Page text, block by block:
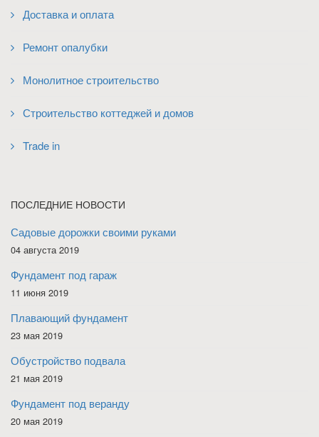
Доставка и оплата
Ремонт опалубки
Монолитное строительство
Строительство коттеджей и домов
Trade in
ПОСЛЕДНИЕ НОВОСТИ
Садовые дорожки своими руками
04 августа 2019
Фундамент под гараж
11 июня 2019
Плавающий фундамент
23 мая 2019
Обустройство подвала
21 мая 2019
Фундамент под веранду
20 мая 2019